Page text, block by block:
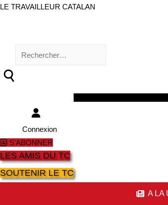
LE TRAVAILLEUR CATALAN
Rechercher :
Connexion
S'ABONNER
LES AMIS DU TC
SOUTENIR LE TC
A LA